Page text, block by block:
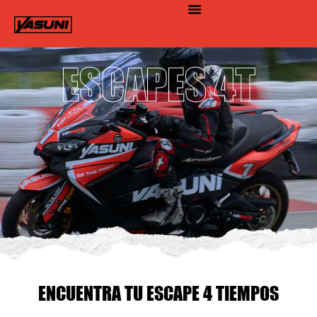
ESCAPES 4T
ENCUENTRA TU ESCAPE 4 TIEMPOS